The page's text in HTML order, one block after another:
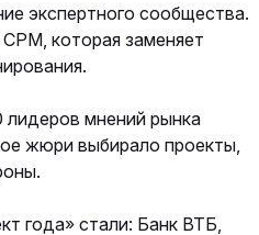
экспертного сообщества.
которая заменяет
лидеров мнений рынка
жюри выбирало проекты,
года» стали: Банк ВТБ,